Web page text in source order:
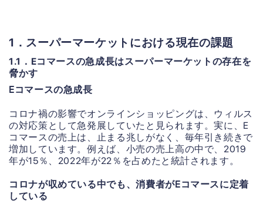
1．スーパーマーケットにおける現在の課題
1.1．Eコマースの急成長はスーパーマーケットの存在を
脅かす
Eコマースの急成長
コロナ禍の影響でオンラインショッピングは、ウィルス
の対応策として急発展していたと見られます。実に、E
コマースの売上は、止まる兆しがなく、毎年引き続きで
増加しています。例えば、小売の売上高の中で、2019
年が15％、2022年が22％を占めたと統計されます。
コロナが収めている中でも、消費者がEコマースに定着
している